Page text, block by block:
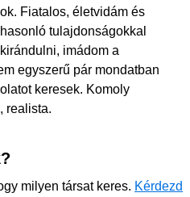
Fiatalos, életvidám és
tulajdonságokkal
imádom a
egyszerű pár mondatban
keresek. Komoly
realista.
milyen társat keres. Kérdezd